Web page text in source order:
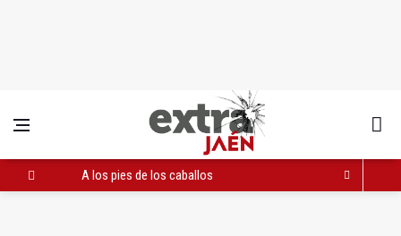
A los pies de los caballos